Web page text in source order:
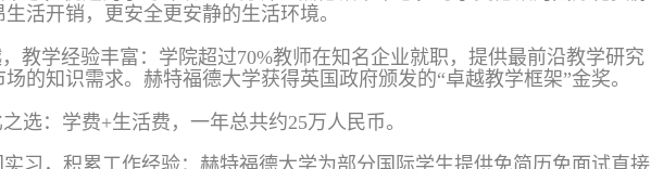
活开销，更安全更安静的生活环境。
教学经验丰富：学院超过70%教师在知名企业就职，提供最前沿教学研究
场的知识需求。赫特福德大学获得英国政府颁发的“卓越教学框架”金奖。
选：学费+生活费，一年总共约25万人民币。